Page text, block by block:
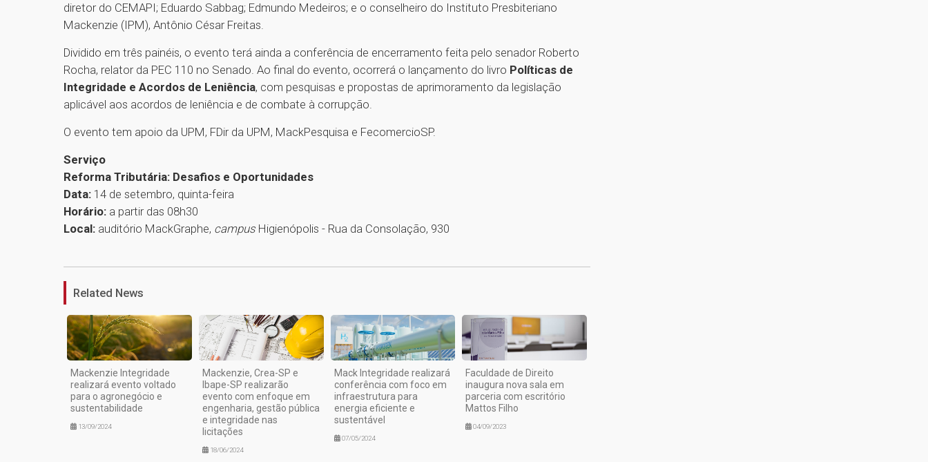
diretor do CEMAPI; Eduardo Sabbag; Edmundo Medeiros; e o conselheiro do Instituto Presbiteriano
Mackenzie (IPM), Antônio César Freitas.
Dividido em três painéis, o evento terá ainda a conferência de encerramento feita pelo senador Roberto
Rocha, relator da PEC 110 no Senado. Ao final do evento, ocorrerá o lançamento do livro Políticas de
Integridade e Acordos de Leniência, com pesquisas e propostas de aprimoramento da legislação
aplicável aos acordos de leniência e de combate à corrupção.
O evento tem apoio da UPM, FDir da UPM, MackPesquisa e FecomercioSP.
Serviço
Reforma Tributária: Desafios e Oportunidades
Data: 14 de setembro, quinta-feira
Horário: a partir das 08h30
Local: auditório MackGraphe, campus Higienópolis - Rua da Consolação, 930
1
Related News
Mackenzie Integridade
realizará evento voltado
para o agronegócio e
sustentabilidade
13/09/2024
Mackenzie, Crea-SP e
Ibape-SP realizarão
evento com enfoque em
engenharia, gestão pública
e integridade nas
licitações
18/06/2024
Mack Integridade realizará
conferência com foco em
infraestrutura para
energia eficiente e
sustentável
07/05/2024
Faculdade de Direito
inaugura nova sala em
parceria com escritório
Mattos Filho
04/09/2023